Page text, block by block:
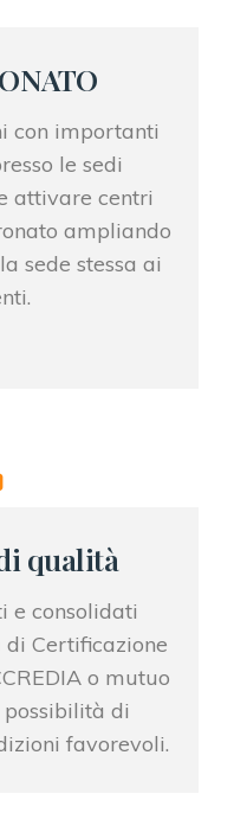
con importanti
le sedi
attivare centri
ampliando
sede stessa ai
qualità
e consolidati
Certificazione
o mutuo
possibilità di
favorevoli.